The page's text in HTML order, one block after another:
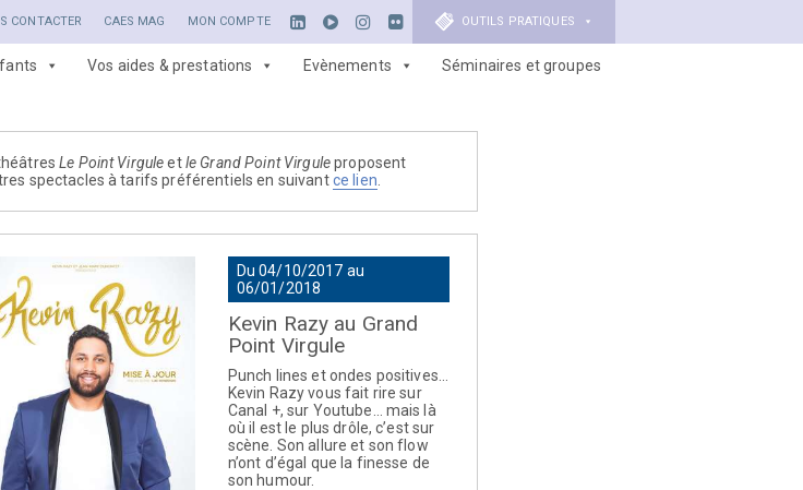
CONTACTER CAES MAG MON COMPTE OUTILS PRATIQUES
Vos aides & prestations Evènements Séminaires et groupes
théâtresLe Point Virguleetle Grand Point Virguleproposent
spectacles à tarifs préférentiels en suivantce lien
Du 04/10/2017 au
06/01/2018
Kevin Razy au Grand
Point Virgule
Punch lines et ondes positives…
Kevin Razy vous fait rire sur
Canal +, sur Youtube… mais là
où il est le plus drôle, c’est sur
scène. Son allure et son flow
n’ont d’égal que la finesse de
son humour.